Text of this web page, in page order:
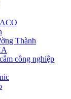
Thành
công nghiệp